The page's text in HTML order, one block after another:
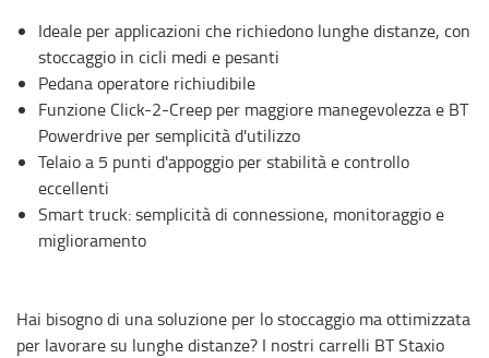
Ideale per applicazioni che richiedono lunghe distanze, con
stoccaggio in cicli medi e pesanti
Pedana operatore richiudibile
Funzione Click-2-Creep per maggiore manegevolezza e BT
Powerdrive per semplicità d'utilizzo
Telaio a 5 punti d'appoggio per stabilità e controllo
eccellenti
Smart truck: semplicità di connessione, monitoraggio e
miglioramento
Hai bisogno di una soluzione per lo stoccaggio ma ottimizzata
per lavorare su lunghe distanze? I nostri carrelli BT Staxio